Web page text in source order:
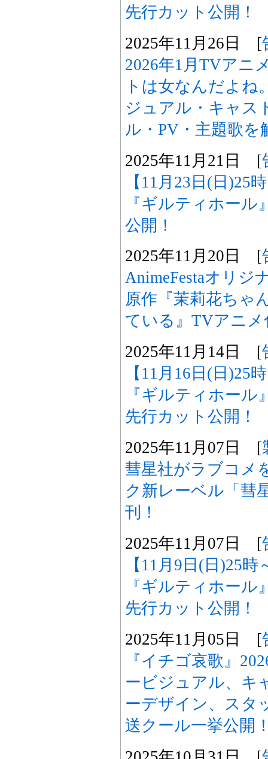
先行カット公開！
2025年11月26日 [
2026年1月TVアニ
トは女なんだよね
ジュアル・キャス
ル・PV・主題歌を
2025年11月21日 [
【11月23日(日)25
『ギルティホール
公開！
2025年11月20日 [
AnimeFestaオリジ
原作『茉莉花ちゃ
ている』TVアニメ
2025年11月14日 [
【11月16日(日)25
『ギルティホー
先行カット公開！
2025年11月07日 [
彗星社がラブコメ
ク新レーベル「彗
刊！
2025年11月07日 [
【11月9日(日)25
『ギルティホー
先行カット公開！
2025年11月05日 [
『イチゴ哀歌』
ービジュアル、キ
ーデザイン、スタ
送クール一挙公開